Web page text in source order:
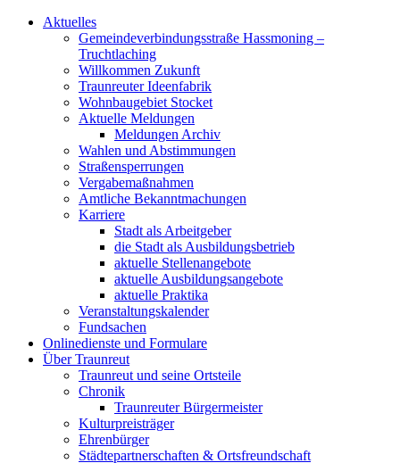
Aktuelles
Gemeindeverbindungsstraße Hassmoning –
Truchtlaching
Willkommen Zukunft
Traunreuter Ideenfabrik
Wohnbaugebiet Stocket
Aktuelle Meldungen
Meldungen Archiv
Wahlen und Abstimmungen
Straßensperrungen
Vergabemaßnahmen
Amtliche Bekanntmachungen
Karriere
Stadt als Arbeitgeber
die Stadt als Ausbildungsbetrieb
aktuelle Stellenangebote
aktuelle Ausbildungsangebote
aktuelle Praktika
Veranstaltungskalender
Fundsachen
Onlinedienste und Formulare
Über Traunreut
Traunreut und seine Ortsteile
Chronik
Traunreuter Bürgermeister
Kulturpreisträger
Ehrenbürger
Städtepartnerschaften & Ortsfreundschaft